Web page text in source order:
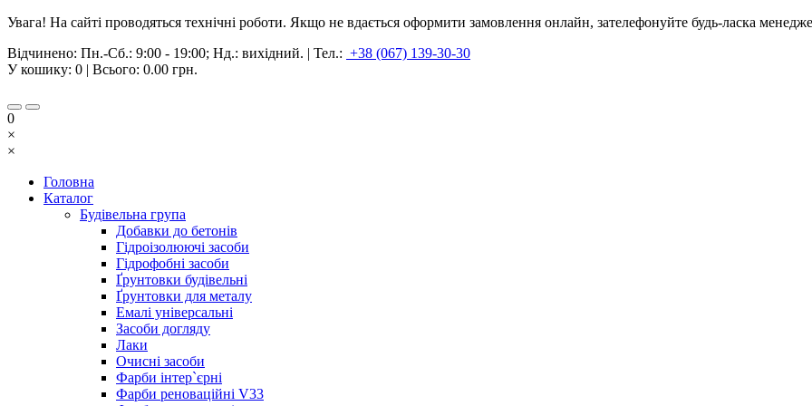
Увага! На сайті проводяться технічні роботи. Якщо не вдається оформити замовлення онлайн, зателефонуйте будь-ласка
Відчинено: Пн.-Сб.: 9:00 - 19:00; Нд.: вихідний. | Тел.: +38 (067) 139-30-30
У кошику: 0 | Всього: 0.00 грн.
0
×
×
Головна
Каталог
Будівельна група
Добавки до бетонів
Гідроізолюючі засоби
Гідрофобні засоби
Ґрунтовки будівельні
Ґрунтовки для металу
Емалі універсальні
Засоби догляду
Лаки
Очисні засоби
Фарби інтер`єрні
Фарби реноваційні V33